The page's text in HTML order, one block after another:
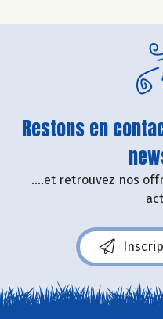
Restons en
....et retrouvez nos